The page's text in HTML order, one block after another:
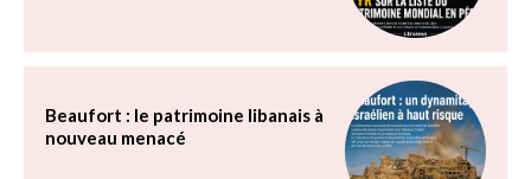
Beaufort : le patrimoine libanais à
nouveau menacé